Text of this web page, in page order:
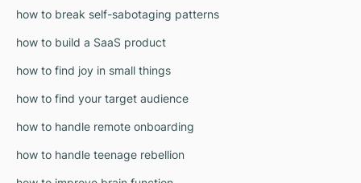
how to break self-sabotaging patterns
how to build a SaaS product
how to find joy in small things
how to find your target audience
how to handle remote onboarding
how to handle teenage rebellion